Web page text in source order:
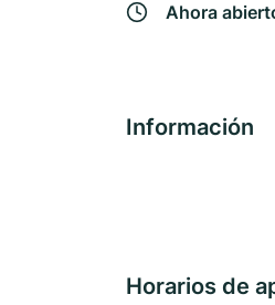
Ahora
Información
Horarios de